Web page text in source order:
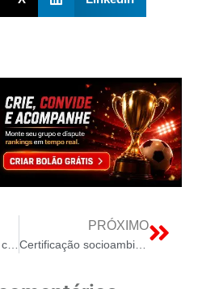
PRÓXIMO